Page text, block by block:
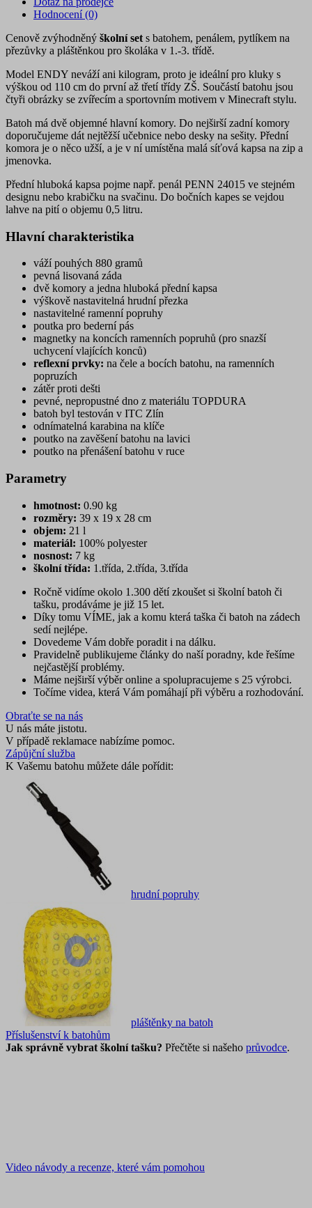
Hodnocení (0)
Cenově zvýhodněný školní set s batohem, penálem, pytlíkem na
přezůvky a pláštěnkou pro školáka v 1.-3. třídě.
Model ENDY neváží ani kilogram, proto je ideální pro kluky s
výškou od 110 cm do první až třetí třídy ZŠ. Součástí batohu jsou
čtyři obrázky se zvířecím a sportovním motivem v Minecraft stylu.
Batoh má dvě objemné hlavní komory. Do nejširší zadní komory
doporučujeme dát nejtěžší učebnice nebo desky na sešity. Přední
komora je o něco užší, a je v ní umístěna malá síťová kapsa na zip a
jmenovka.
Přední hluboká kapsa pojme např. penál PENN 24015 ve stejném
designu nebo krabičku na svačinu. Do bočních kapes se vejdou
lahve na pití o objemu 0,5 litru.
Hlavní charakteristika
váží pouhých 880 gramů
pevná lisovaná záda
dvě komory a jedna hluboká přední kapsa
výškově nastavitelná hrudní přezka
nastavitelné ramenní popruhy
poutka pro bederní pás
magnetky na koncích ramenních popruhů (pro snazší
uchycení vlajících konců)
reflexní prvky: na čele a bocích batohu, na ramenních
popruzích
zátěr proti dešti
pevné, nepropustné dno z materiálu TOPDURA
batoh byl testován v ITC Zlín
odnímatelná karabina na klíče
poutko na zavěšení batohu na lavici
poutko na přenášení batohu v ruce
Parametry
hmotnost: 0.90 kg
rozměry: 39 x 19 x 28 cm
objem: 21 l
materiál: 100% polyester
nosnost: 7 kg
školní třída: 1.třída, 2.třída, 3.třída
Ročně vidíme okolo 1.300 dětí zkoušet si školní batoh či
tašku, prodáváme je již 15 let.
Díky tomu VÍME, jak a komu která taška či batoh na zádech
sedí nejlépe.
Dovedeme Vám dobře poradit i na dálku.
Pravidelně publikujeme články do naší poradny, kde řešíme
nejčastější problémy.
Máme nejširší výběr online a spolupracujeme s 25 výrobci.
Točíme videa, která Vám pomáhají při výběru a rozhodování.
Obraťte se na nás
U nás máte jistotu.
V případě reklamace nabízíme pomoc.
Zápůjční služba
K Vašemu batohu můžete dále pořídit:
hrudní popruhy
pláštěnky na batoh
Příslušenství k batohům
Jak správně vybrat školní tašku? Přečtěte si našeho průvodce.
Video návody a recenze, které vám pomohou